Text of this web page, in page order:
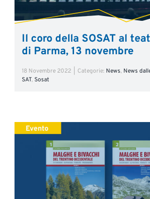
Il coro della SOSAT al
di Parma, 13 novembre
18 Novembre 2022 Categorie: News, News
SAT, Sosat